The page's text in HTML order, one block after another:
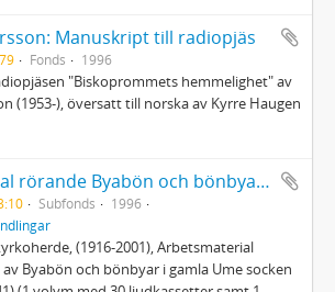
Manuskript till radiopjäs
Fonds 1996
"Biskoprommets hemmelighet" av
(1953-), översatt till norska av Kyrre Haugen
Arbetsmaterial rörande Byabön och bönbyar i gamla Ume socken
Subfonds
1996
(1916-2001), Arbetsmaterial
Byabön och bönbyar i gamla Ume socken